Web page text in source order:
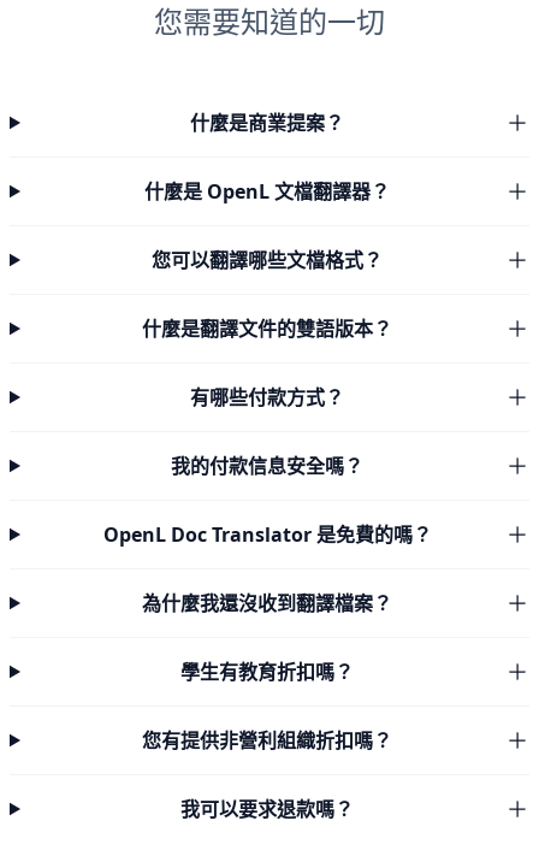
您需要知道的一切
什麼是商業提案？
什麼是 OpenL 文檔翻譯器？
您可以翻譯哪些文檔格式？
什麼是翻譯文件的雙語版本？
有哪些付款方式？
我的付款信息安全嗎？
OpenL Doc Translator 是免費的嗎？
為什麼我還沒收到翻譯檔案？
學生有教育折扣嗎？
您有提供非營利組織折扣嗎？
我可以要求退款嗎？